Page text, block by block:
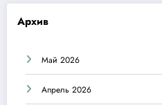
Архив
Май 2026
Апрель 2026